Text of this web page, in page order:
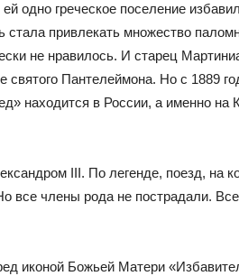
ей одно греческое поселение
стала привлекать множество
не нравилось. И старец
святого Пантелеймона. Но с 1889
находится в России, а именно
III. По легенде, поезд, на
все члены рода не пострадали.
иконой Божьей Матери